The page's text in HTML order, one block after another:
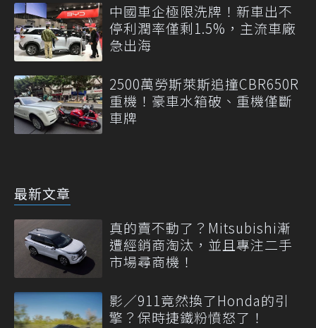
中國車企極限洗牌！新車出不
停利潤率僅剩1.5%，主流車廠
急出海
2500萬勞斯萊斯追撞CBR650R
重機！豪車水箱破、重機僅斷
車牌
最新文章
真的賣不動了？Mitsubishi漸
遭經銷商淘汰，並且專注二手
市場尋商機！
影／911竟然換了Honda的引
擎？保時捷鐵粉憤怒了！